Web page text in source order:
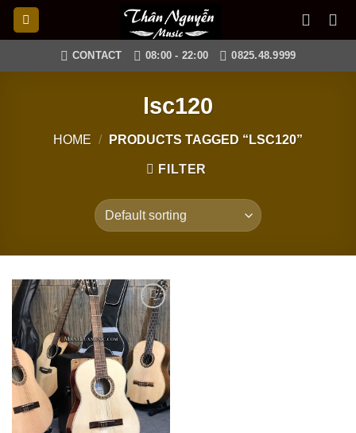
Skip
CONTACT 08:00 - 22:00 0825.48.9999
lsc120
HOME / PRODUCTS TAGGED “LSC120”
FILTER
Add to
wishlist